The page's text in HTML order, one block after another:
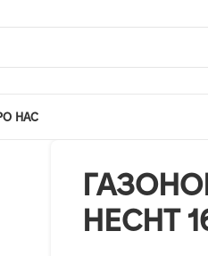
НАС
HECHT